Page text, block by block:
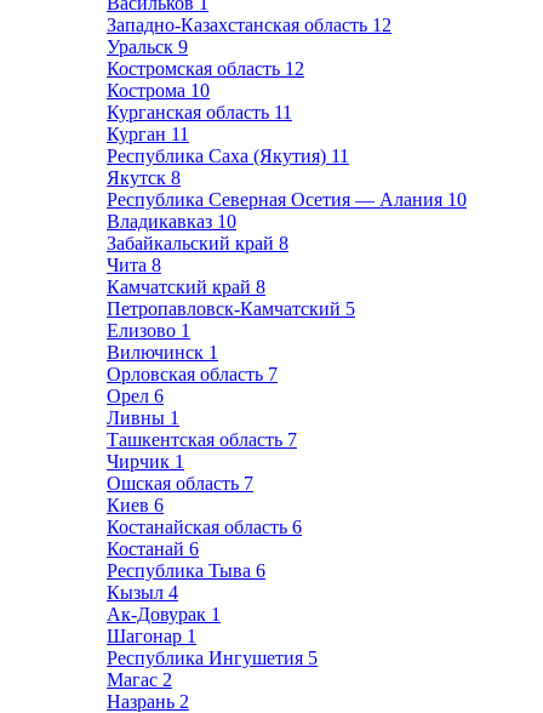
Западно-Казахстанская область 12
Уральск 9
Костромская область 12
Кострома 10
Курганская область 11
Курган 11
Республика Саха (Якутия) 11
Якутск 8
Республика Северная Осетия — Алания 10
Владикавказ 10
Забайкальский край 8
Чита 8
Камчатский край 8
Петропавловск-Камчатский 5
Елизово 1
Вилючинск 1
Орловская область 7
Орел 6
Ливны 1
Ташкентская область 7
Чирчик 1
Ошская область 7
Киев 6
Костанайская область 6
Костанай 6
Республика Тыва 6
Кызыл 4
Ак-Довурак 1
Шагонар 1
Республика Ингушетия 5
Магас 2
Назрань 2